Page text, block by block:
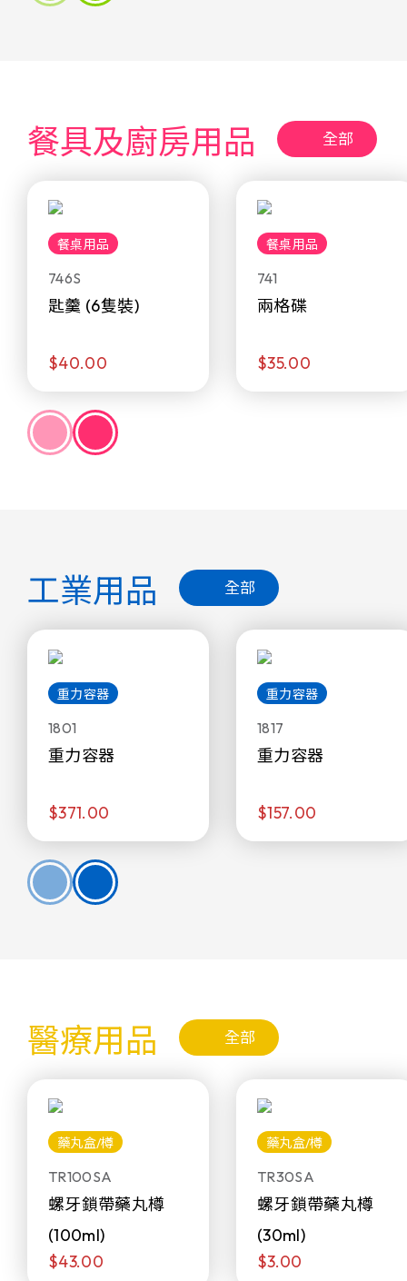
餐具及廚房用品 全部
餐桌用品
746S
匙羹 (6隻裝)
$40.00
餐桌用品
741
兩格碟
$35.00
工業用品 全部
重力容器
1801
重力容器
$371.00
重力容器
1817
重力容器
$157.00
醫療用品 全部
藥丸盒/樽
TR100SA
螺牙鎖帶藥丸樽
(100ml)
$43.00
藥丸盒/樽
TR30SA
螺牙鎖帶藥丸樽
(30ml)
$3.00